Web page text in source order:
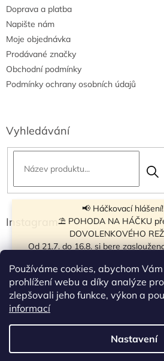
Používáme cookies, abychom
prohlížení webu a díky analýze
zlepšovali jeho funkce, výkon a
informací
Nastavení
📢 Háčkovací
⛱ POHODA NA HÁČKU
DOVOLENKOVÉHO
Od 21.7. do 16.8. si bere
krátkou pauzu.
Objednávky přijímáme dál -
vyrobená, odešleme bez zdržení. U
☀
Od 7.8. do 14.8. si dovolenou bude
Doprava a platba
Napište nám
Moje objednávka
Prodávané značky
Obchodní podmínky
Podmínky ochrany osobních údajů
Vyhledávání
Instagram
Sledovat na Instagramu
Vytvořil